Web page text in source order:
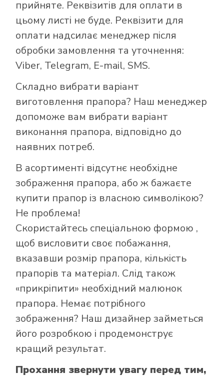
прийняте. Реквізитів для оплати в
цьому листі не буде. Реквізити для
оплати надсилає менеджер після
обробки замовлення та уточнення:
Viber, Telegram, E-mail, SMS.
Складно вибрати варіант
виготовлення прапора? Наш менеджер
допоможе вам вибрати варіант
виконання прапора, відповідно до
наявних потреб.
В асортименті відсутнє необхідне
зображення прапора, або ж бажаєте
купити прапор із власною символікою?
Не проблема!
Скористайтесь спеціальною формою ,
щоб висловити своє побажання,
вказавши розмір прапора, кількість
прапорів та матеріал. Слід також
«прикріпити» необхідний малюнок
прапора. Немає потрібного
зображення? Наш дизайнер займеться
його розробкою і продемонструє
кращий результат.
Прохання звернути увагу перед тим,
Як купити прапор
в інтернет-
магазині Лакор: